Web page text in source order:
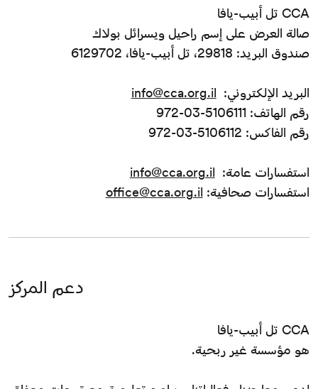
CCA تل أبيب-يافا
صالة العرض على إسم راحيل ويسرائل بولاك
صندوق البريد: 29818، تل أبيب-يافا، 6129702
البريد الإلكتروني: info@cca.org.il
رقم الهاتف: 5106111-03-972
رقم الفاكس: 5106112-03-972
استفسارات عامة: info@cca.org.il
استفسارات صحافية: office@cca.org.il
دعم المركز
CCA تل أبيب-يافا
هو مؤسسة غير ربحية.